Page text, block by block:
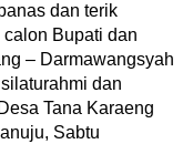
dan terik
Bupati dan
– Darmawangsyah
dan
Tana Karaeng
Sabtu